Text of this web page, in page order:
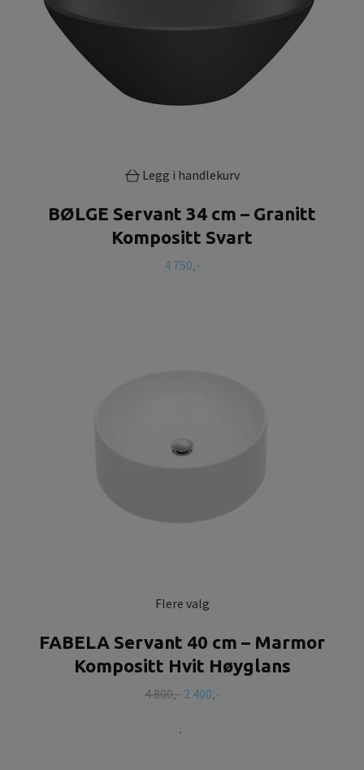
Legg i handlekurv
BØLGE Servant 34 cm – Granitt
Kompositt Svart
4 750,-
Flere valg
FABELA Servant 40 cm – Marmor
Kompositt Hvit Høyglans
4 800,- 2 400,-